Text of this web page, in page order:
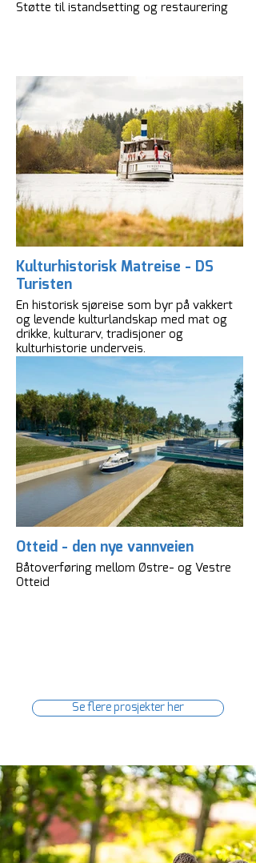
Støtte til istandsetting og restaurering
Kulturhistorisk Matreise - DS
Turisten
En historisk sjøreise som byr på vakkert
og levende kulturlandskap med mat og
drikke, kulturarv, tradisjoner og
kulturhistorie underveis.
Otteid - den nye vannveien
Båtoverføring mellom Østre- og Vestre
Otteid
Se flere prosjekter her